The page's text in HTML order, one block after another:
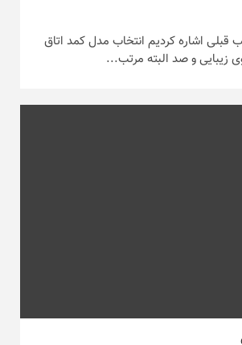
قبلی اشاره کردیم انتخاب مدل کمد اتاق
زیبایی و صد البته مرتب...